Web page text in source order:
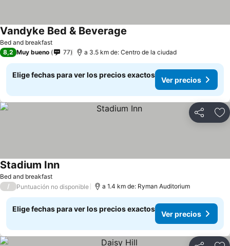
Bed and breakfast
Vandyke Bed & Beverage
8,2 Muy bueno 77 a 3.5 km de: Centro de la ciudad
Elige fechas para ver los precios exactos
Ver precios
Compartir
Bed and breakfast
Stadium Inn
/ Puntuación no disponible a 1.4 km de: Ryman Auditorium
Elige fechas para ver los precios exactos
Ver precios